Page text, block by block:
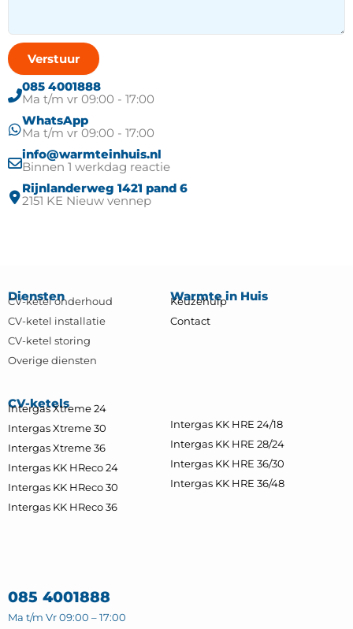
Verstuur
085 4001888
Ma t/m vr 09:00 - 17:00
WhatsApp
Ma t/m vr 09:00 - 17:00​
info@warmteinhuis.nl
Binnen 1 werkdag reactie
Rijnlanderweg 1421 pand 6
2151 KE Nieuw vennep
Diensten
CV-ketel onderhoud
CV-ketel installatie
CV-ketel storing
Overige diensten
Warmte in Huis
Keuzehulp
Contact
CV-ketels
Intergas Xtreme 24
Intergas Xtreme 30
Intergas Xtreme 36
Intergas KK HReco 24
Intergas KK HReco 30
Intergas KK HReco 36
Intergas KK HRE 24/18
Intergas KK HRE 28/24
Intergas KK HRE 36/30
Intergas KK HRE 36/48
085 4001888
Ma t/m Vr 09:00 – 17:00